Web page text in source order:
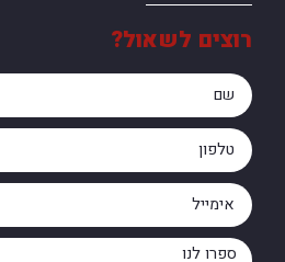
רוצים לשאול?